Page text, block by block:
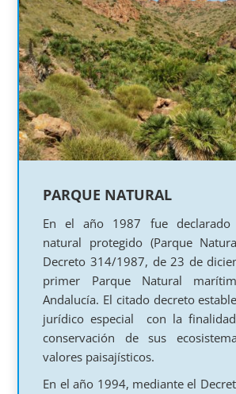
PARQUE NATURAL
En el año 1987 fue declarado
natural protegido (Parque
Decreto 314/1987, de 23 de
primer Parque Natural
Andalucía. El citado decreto
jurídico especial con la
conservación de sus
valores paisajísticos.
En el año 1994, mediante el